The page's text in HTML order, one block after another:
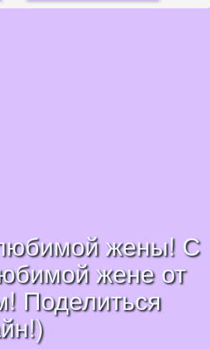
жены! С
жене от
Поделиться